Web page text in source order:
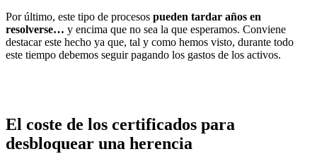
Por último, este tipo de procesos pueden tardar años en
resolverse… y encima que no sea la que esperamos. Conviene
destacar este hecho ya que, tal y como hemos visto, durante todo
este tiempo debemos seguir pagando los gastos de los activos.
El coste de los certificados para
desbloquear una herencia